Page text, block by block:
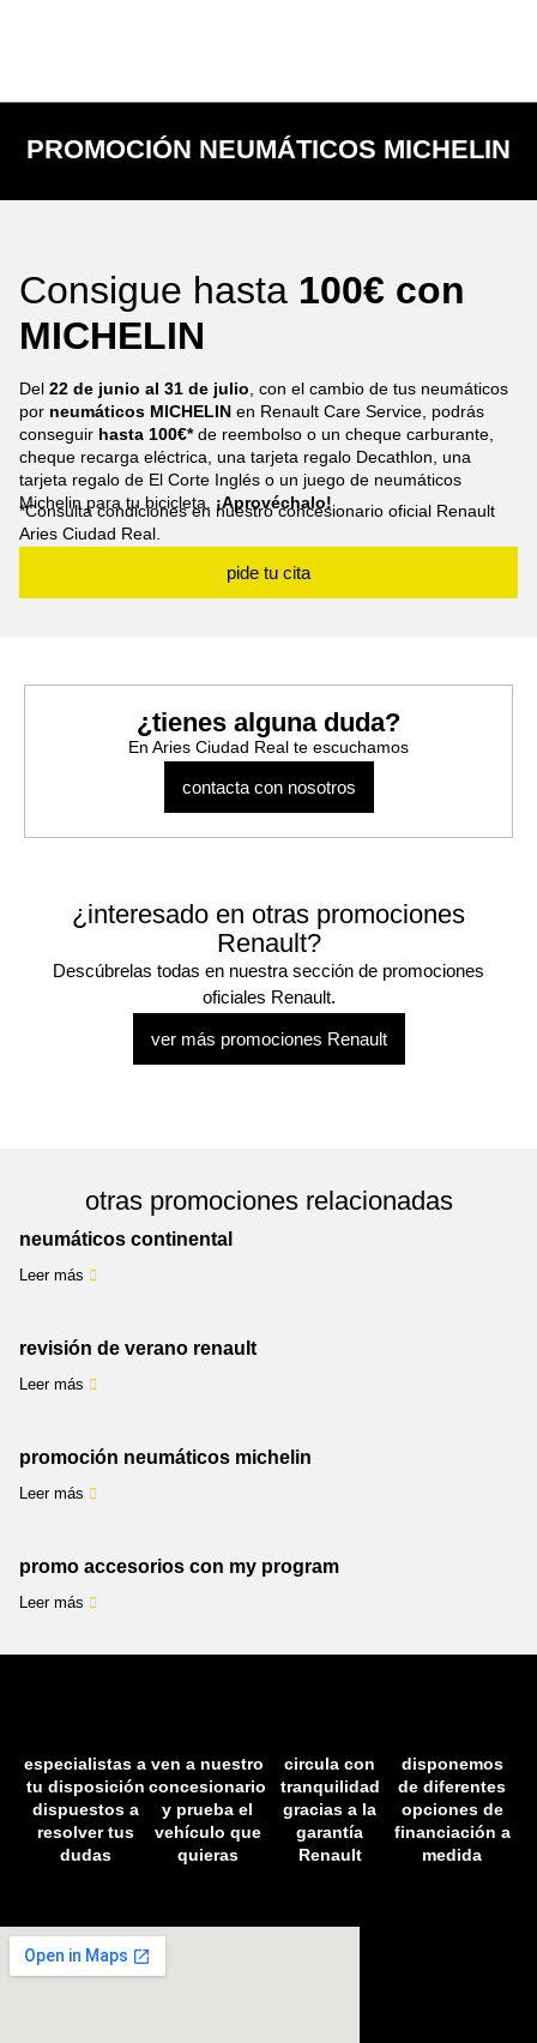
PROMOCIÓN NEUMÁTICOS MICHELIN
Consigue hasta 100€ con
MICHELIN
Del 22 de junio al 31 de julio , con el cambio de tus neumáticos
por neumáticos MICHELIN en Renault Care Service, podrás
conseguir hasta 100€*de reembolso o un cheque carburante,
cheque recarga eléctrica, una tarjeta regalo Decathlon, una
tarjeta regalo de El Corte Inglés o un juego de neumáticos
Michelin para tu bicicleta. ¡Aprovéchalo!
*Consulta condiciones en nuestro concesionario oficial Renault
Aries Ciudad Real.
pide tu cita
¿tienes alguna duda?
En Aries Ciudad Real te escuchamos
contacta con nosotros
¿interesado en otras promociones
Renault?
Descúbrelas todas en nuestra sección de promociones
oficiales Renault.
ver más promociones Renault
otras promociones relacionadas
neumáticos continental
Leer más
revisión de verano renault
Leer más
promoción neumáticos michelin
Leer más
promo accesorios con my program
Leer más
especialistas a
tu disposición
dispuestos a
resolver tus
dudas
ven a nuestro
concesionario
y prueba el
vehículo que
quieras
circula con
tranquilidad
gracias a la
garantía
Renault
disponemos
de diferentes
opciones de
financiación a
medida